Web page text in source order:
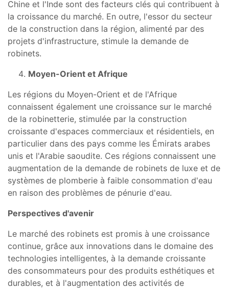
Chine et l'Inde sont des facteurs clés qui contribuent à
la croissance du marché. En outre, l'essor du secteur
de la construction dans la région, alimenté par des
projets d'infrastructure, stimule la demande de
robinets.
Moyen-Orient et Afrique
Les régions du Moyen-Orient et de l'Afrique
connaissent également une croissance sur le marché
de la robinetterie, stimulée par la construction
croissante d'espaces commerciaux et résidentiels, en
particulier dans des pays comme les Émirats arabes
unis et l'Arabie saoudite. Ces régions connaissent une
augmentation de la demande de robinets de luxe et de
systèmes de plomberie à faible consommation d'eau
en raison des problèmes de pénurie d'eau.
Perspectives d'avenir
Le marché des robinets est promis à une croissance
continue, grâce aux innovations dans le domaine des
technologies intelligentes, à la demande croissante
des consommateurs pour des produits esthétiques et
durables, et à l'augmentation des activités de